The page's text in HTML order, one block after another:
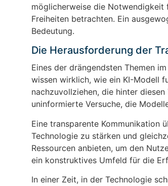
möglicherweise die Notwendigkeit
Freiheiten betrachten. Ein
Bedeutung.
Die Herausforderung der
Eines der drängendsten Themen
wissen wirklich, wie ein KI-Modell
nachzuvollziehen, die hinter
uninformierte Versuche, die
Eine transparente Kommunikation
Technologie zu stärken und
Ressourcen anbieten, um den
ein konstruktives Umfeld für die
In einer Zeit, in der Technologie